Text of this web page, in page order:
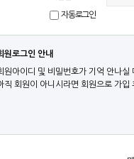
자동로그인
원로그인 안내
원아이디 및 비밀번호가 기억 안나
직 회원이 아니시라면 회원으로 가입